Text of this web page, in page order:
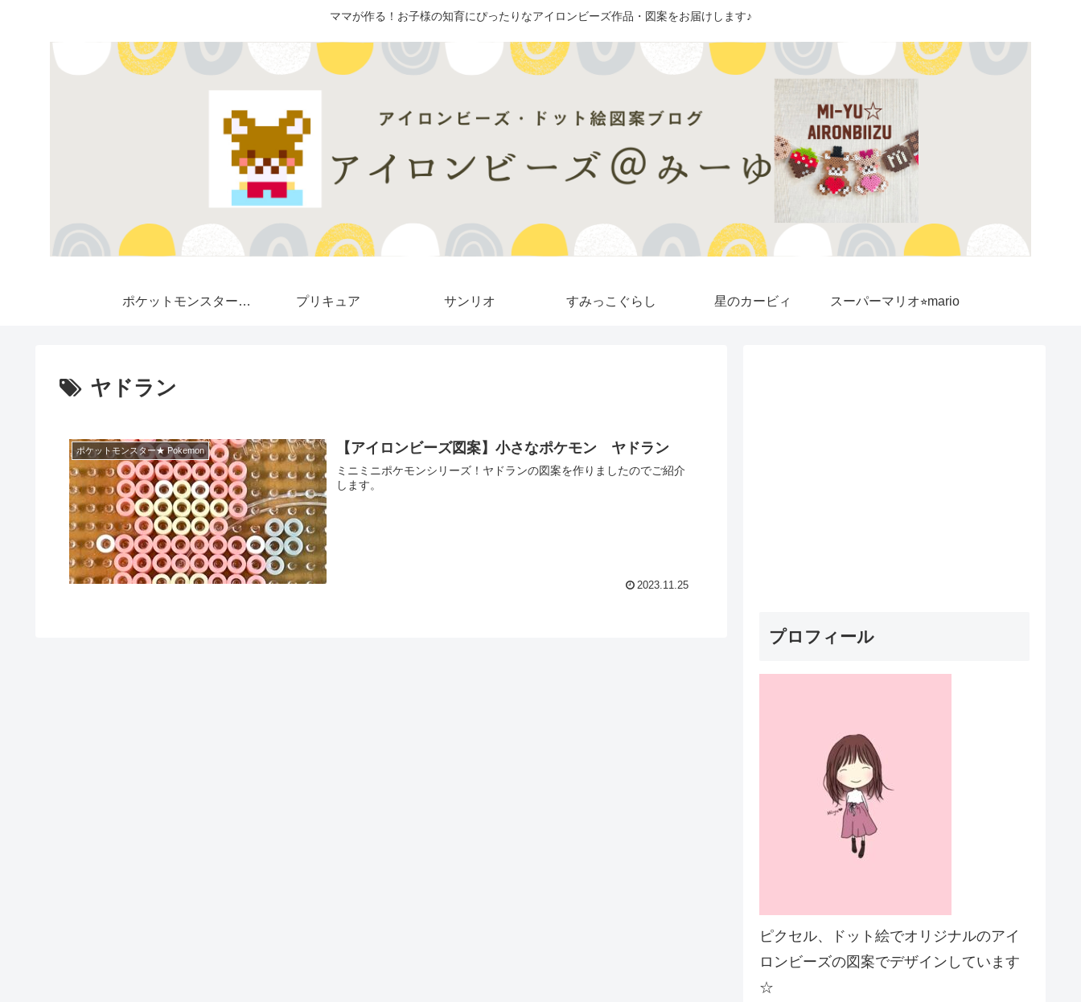
ママが作る！お子様の知育にぴったりなアイロンビーズ作品・図案をお届けします♪
ポケットモンスター★ プリキュア サンリオ すみっこぐらし 星のカービィ スーパーマリオ⭐︎mario
ヤドラン
ポケットモンスター★ Pokemon 【アイロンビーズ図案】小さなポケモン ヤドラン
ミニミニポケモンシリーズ！ヤドランの図案を作りましたのでご紹介
します。
2023.11.25
プロフィール
ピクセル、ドット絵でオリジナルのアイ
ロンビーズの図案でデザインしています
☆